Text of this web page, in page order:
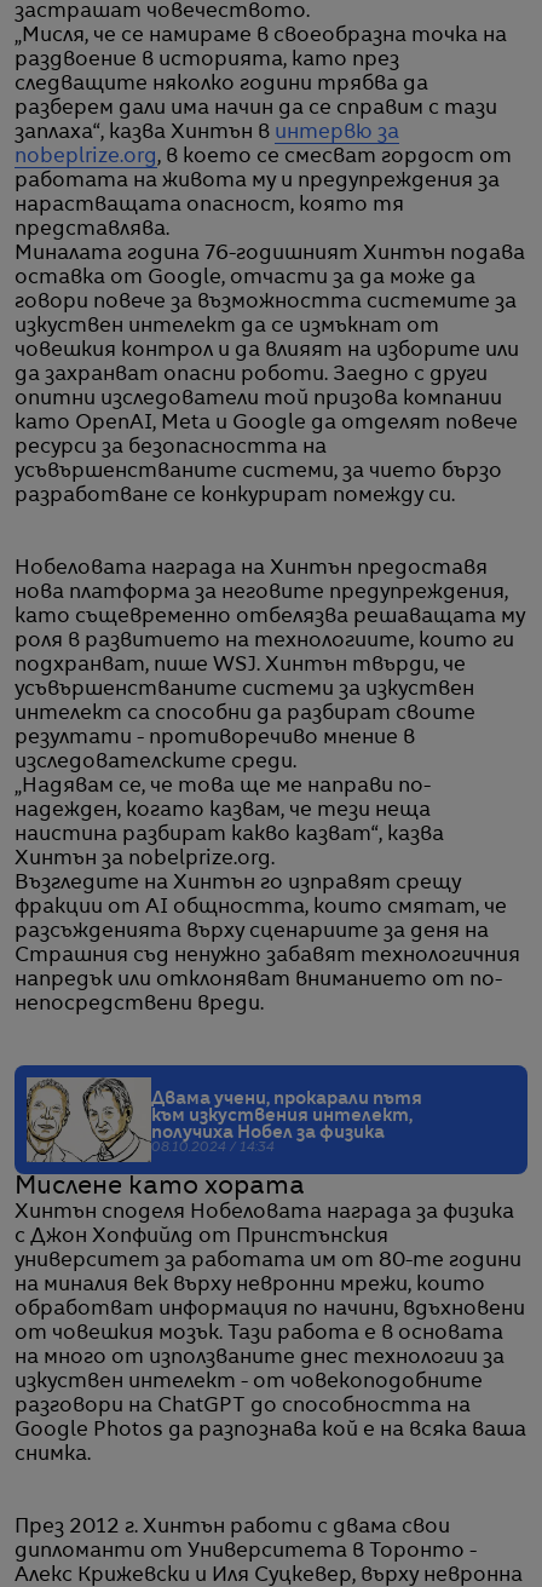
застрашат човечеството.
„Мисля, че се намираме в своеобразна точка на
раздвоение в историята, като през
следващите няколко години трябва да
разберем дали има начин да се справим с тази
заплаха“, казва Хинтън в интервю за
nobeplrize.org, в което се смесват гордост от
работата на живота му и предупреждения за
нарастващата опасност, която тя
представлява.
Миналата година 76-годишният Хинтън подава
оставка от Google, отчасти за да може да
говори повече за възможността системите за
изкуствен интелект да се измъкнат от
човешкия контрол и да влияят на изборите или
да захранват опасни роботи. Заедно с други
опитни изследователи той призова компании
като OpenAI, Meta и Google да отделят повече
ресурси за безопасността на
усъвършенстваните системи, за чието бързо
разработване се конкурират помежду си.
Нобеловата награда на Хинтън предоставя
нова платформа за неговите предупреждения,
като същевременно отбелязва решаващата му
роля в развитието на технологиите, които ги
подхранват, пише WSJ. Хинтън твърди, че
усъвършенстваните системи за изкуствен
интелект са способни да разбират своите
резултати - противоречиво мнение в
изследователските среди.
„Надявам се, че това ще ме направи по-
надежден, когато казвам, че тези неща
наистина разбират какво казват“, казва
Хинтън за nobelprize.org.
Възгледите на Хинтън го изправят срещу
фракции от AI общността, които смятат, че
разсъжденията върху сценариите за деня на
Страшния съд ненужно забавят технологичния
напредък или отклоняват вниманието от по-
непосредствени вреди.
Двама учени, прокарали пътя
към изкуствения интелект,
получиха Нобел за физика
08.10.2024 / 14:34
Мислене като хората
Хинтън споделя Нобеловата награда за физика
с Джон Хопфийлд от Принстънския
университет за работата им от 80-те години
на миналия век върху невронни мрежи, които
обработват информация по начини, вдъхновени
от човешкия мозък. Тази работа е в основата
на много от използваните днес технологии за
изкуствен интелект - от човекоподобните
разговори на ChatGPT до способността на
Google Photos да разпознава кой е на всяка ваша
снимка.
През 2012 г. Хинтън работи с двама свои
дипломанти от Университета в Торонто -
Алекс Крижевски и Иля Суцкевер, върху невронна